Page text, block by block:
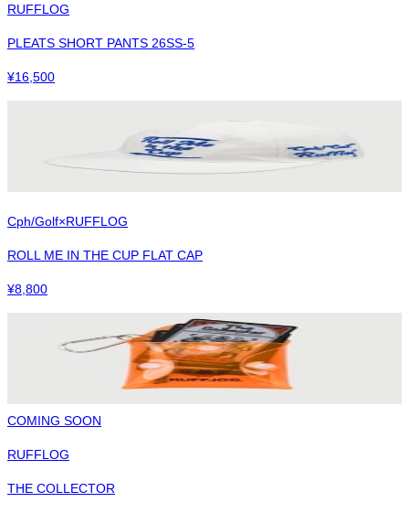
RUFFLOG
PLEATS SHORT PANTS 26SS-5
¥16,500
Cph/Golf×RUFFLOG
ROLL ME IN THE CUP FLAT CAP
¥8,800
COMING SOON
RUFFLOG
THE COLLECTOR